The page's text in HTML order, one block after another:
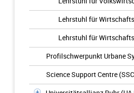
Lehrstuhl für
Lehrstuhl für
Profilschwerpunkt Urbane
Science Support Centre